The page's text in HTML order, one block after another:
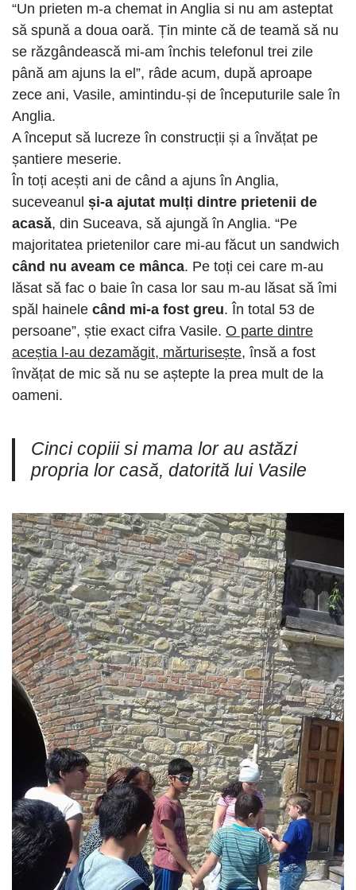
“Un prieten m-a chemat in Anglia si nu am asteptat
să spună a doua oară. Țin minte că de teamă să nu
se răzgândească mi-am închis telefonul trei zile
până am ajuns la el”, râde acum, după aproape
zece ani, Vasile, amintindu-și de începuturile sale în
Anglia.
A început să lucreze în construcții și a învățat pe
șantiere meserie.
În toți acești ani de când a ajuns în Anglia,
suceveanul și-a ajutat mulți dintre prietenii de
acasă, din Suceava, să ajungă în Anglia. “Pe
majoritatea prietenilor care mi-au făcut un sandwich
când nu aveam ce mânca. Pe toți cei care m-au
lăsat să fac o baie în casa lor sau m-au lăsat să îmi
spăl hainele când mi-a fost greu. În total 53 de
persoane”, știe exact cifra Vasile. O parte dintre
aceștia l-au dezamăgit, mărturisește, însă a fost
învățat de mic să nu se aștepte la prea mult de la
oameni.
Cinci copiii si mama lor au astăzi
propria lor casă, datorită lui Vasile